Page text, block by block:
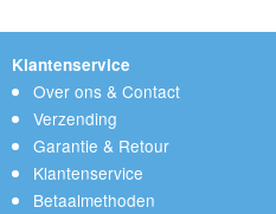
Klantenservice
Over ons & Contact
Verzending
Garantie & Retour
Klantenservice
Betaalmethoden